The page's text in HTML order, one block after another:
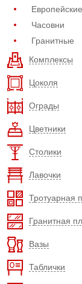
Европейские
Часовни
Гранитные
Комплексы
Цоколя
Ограды
Цветники
Столики
Лавочки
Тротуарная
Гранитная
Вазы
Таблички